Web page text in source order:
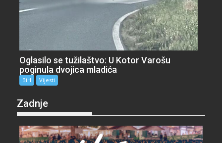
Oglasilo se tužilaštvo: U Kotor Varošu
poginula dvojica mladića
BiH Vijesti
Zadnje